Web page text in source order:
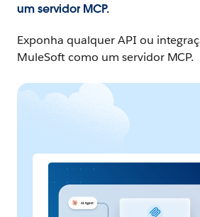
um servidor MCP.
Exponha qualquer API ou
MuleSoft como um servidor MCP.